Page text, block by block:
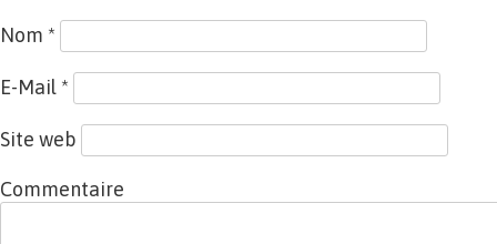
Nom *
E-Mail *
Site web
Commentaire